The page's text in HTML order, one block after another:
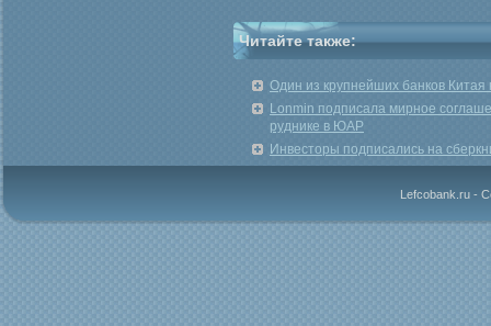
Читайте также:
Один из крупнейших банков
Lonmin подписала мирное
руднике в ЮАР
Инвесторы подписались на
Lefcobank.ru -